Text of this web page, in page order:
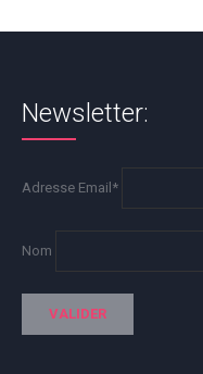
Newsletter:
Adresse Email*
Nom